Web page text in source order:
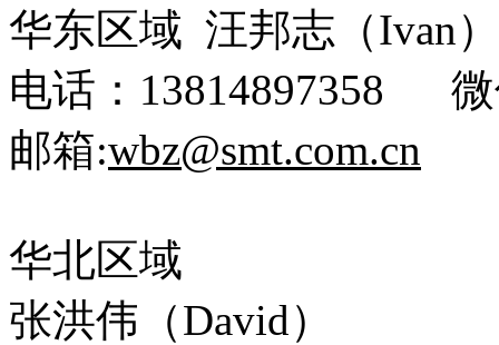
华东区域 汪邦志（Ivan）
电话： 13814897358 微
邮箱:wbz@smt.com.cn
华北区域
张洪伟（David）